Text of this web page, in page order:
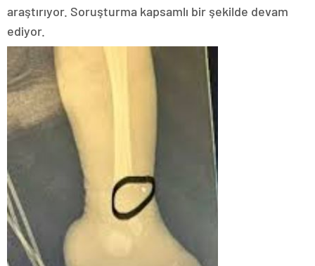
araştırıyor. Soruşturma kapsamlı bir şekilde devam
ediyor.